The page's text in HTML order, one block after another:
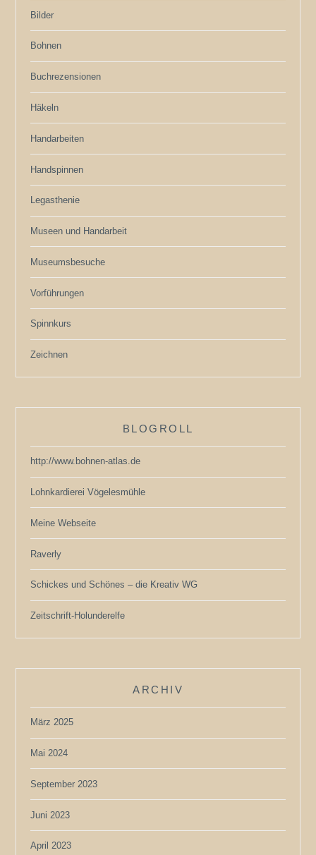
Bilder
Bohnen
Buchrezensionen
Häkeln
Handarbeiten
Handspinnen
Legasthenie
Museen und Handarbeit
Museumsbesuche
Vorführungen
Spinnkurs
Zeichnen
BLOGROLL
http://www.bohnen-atlas.de
Lohnkardierei Vögelesmühle
Meine Webseite
Raverly
Schickes und Schönes – die Kreativ WG
Zeitschrift-Holunderelfe
ARCHIV
März 2025
Mai 2024
September 2023
Juni 2023
April 2023